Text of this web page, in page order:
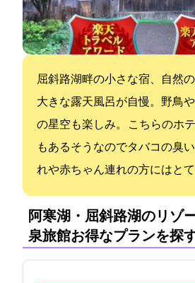
屈斜路湖畔の小さな宿、自然
大きな露天風呂が自慢。野鳥
の星空も楽しみ。 こちらのホ
もあるそうなのでタバコの臭
れや赤ちゃん連れの方にはと
阿寒湖・屈斜路湖のリゾ
泉旅館:お得なプランを探